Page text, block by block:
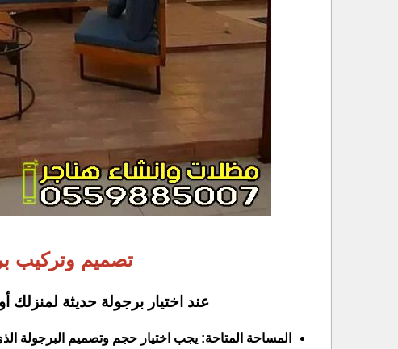
تصميم وتركيب
عند اختيار برجولة حديثة
المساحة المتاحة: يجب اختيار حجم وتصميم البرجولة